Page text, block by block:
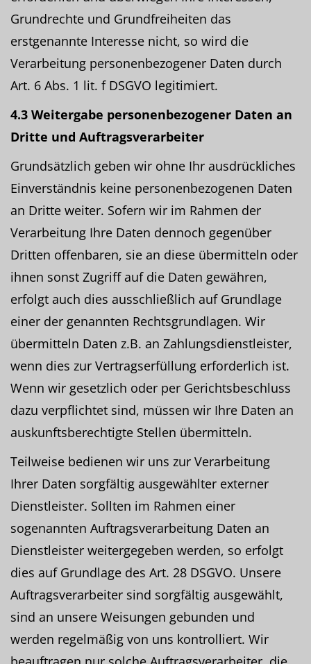
Grundrechte und Grundfreiheiten das
erstgenannte Interesse nicht, so wird die
Verarbeitung personenbezogener Daten durch
Art. 6 Abs. 1 lit. f DSGVO legitimiert.
4.3 Weitergabe personenbezogener Daten an
Dritte und Auftragsverarbeiter
Grundsätzlich geben wir ohne Ihr ausdrückliches
Einverständnis keine personenbezogenen Daten
an Dritte weiter. Sofern wir im Rahmen der
Verarbeitung Ihre Daten dennoch gegenüber
Dritten offenbaren, sie an diese übermitteln oder
ihnen sonst Zugriff auf die Daten gewähren,
erfolgt auch dies ausschließlich auf Grundlage
einer der genannten Rechtsgrundlagen. Wir
übermitteln Daten z.B. an Zahlungsdienstleister,
wenn dies zur Vertragserfüllung erforderlich ist.
Wenn wir gesetzlich oder per Gerichtsbeschluss
dazu verpflichtet sind, müssen wir Ihre Daten an
auskunftsberechtigte Stellen übermitteln.
Teilweise bedienen wir uns zur Verarbeitung
Ihrer Daten sorgfältig ausgewählter externer
Dienstleister. Sollten im Rahmen einer
sogenannten Auftragsverarbeitung Daten an
Dienstleister weitergegeben werden, so erfolgt
dies auf Grundlage des Art. 28 DSGVO. Unsere
Auftragsverarbeiter sind sorgfältig ausgewählt,
sind an unsere Weisungen gebunden und
werden regelmäßig von uns kontrolliert. Wir